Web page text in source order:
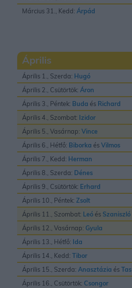
Március 31., Kedd: Árpád
Április
Április 1., Szerda: Hugó
Április 2., Csütörtök: Áron
Április 3., Péntek: Buda és Richard
Április 4., Szombat: Izidor
Április 5., Vasárnap: Vince
Április 6., Hétfő: Biborka ésVilmos
Április 7., Kedd: Herman
Április 8., Szerda: Dénes
Április 9., Csütörtök: Erhard
Április 10., Péntek: Zsolt
Április 11., Szombat: Leó és Szaniszló
Április 12., Vasárnap: Gyula
Április 13., Hétfő: Ida
Április 14., Kedd: Tibor
Április 15., Szerda: Anasztázia ésTas
Április 16., Csütörtök: Csongor